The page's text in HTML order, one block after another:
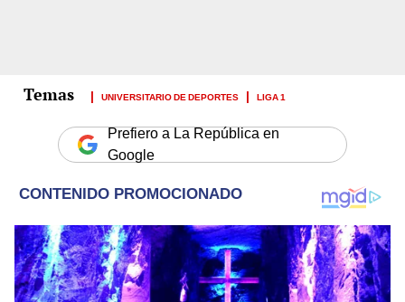
UNIVERSITARIO DE DEPORTES LIGA 1
Prefiero a La República en
Google